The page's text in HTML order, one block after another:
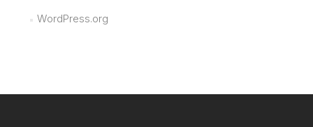
WordPress.org